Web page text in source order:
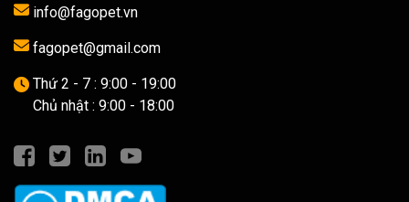
info@fagopet.vn
fagopet@gmail.com
Thứ 2 - 7 : 9:00 - 19:00
Chủ nhật : 9:00 - 18:00